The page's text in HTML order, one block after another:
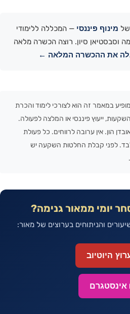
של מינוף פיננסי — המכללה ללימודי
וסבסטיאן סיון. רוצה הכשרה מלאה
את ההכשרה המלאה ←
במאמר זה הוא לצורכי לימוד והכרת
ייעוץ פיננסי או המלצה לפעולה.
הון. אין ערובה לרווחים. כל פעולת
לפני קבלת החלטות השקעה יש
יומי ממאור גנימה?
והניתוחים בערוצים של מאור:
היוטיוב
אינסטגרם